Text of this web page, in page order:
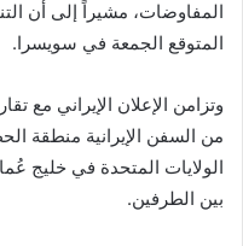
المفاوضات، مشيراً إلى أن
المتوقع الجمعة في سويسرا.
وتزامن الإعلان الإيراني مع
من السفن الإيرانية منطقة
الولايات المتحدة في خليج
بين الطرفين.